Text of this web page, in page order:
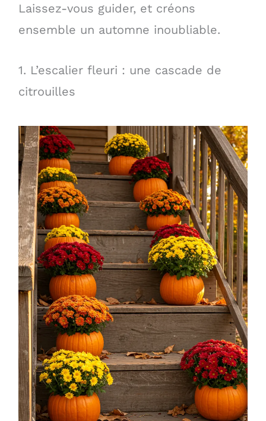
Laissez-vous guider, et créons
ensemble un automne inoubliable.
1. L’escalier fleuri : une cascade de
citrouilles